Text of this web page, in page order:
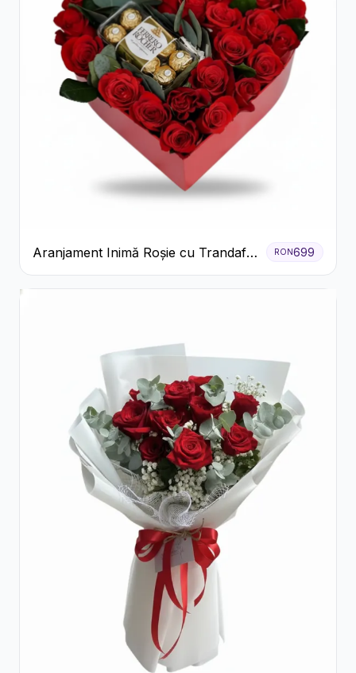
Aranjament Inimă Roșie cu Trandafiri
și Ferrero Rocher Premium
RON699